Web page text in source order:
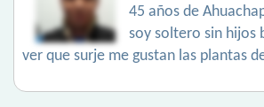
45 años de
soy soltero sin hijos
ver que surje me gustan las plantas